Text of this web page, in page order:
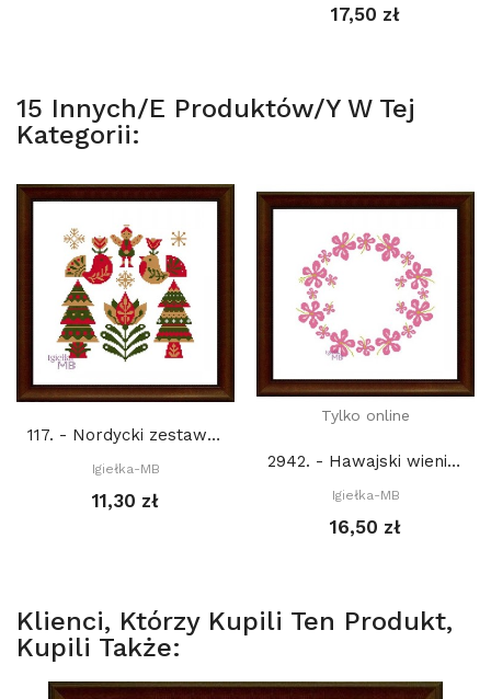
17,50 zł
15 Innych/e Produktów/y W Tej
Kategorii:
117. - Nordycki zestaw świąteczny 9. (PDF)
Igiełka-MB
11,30 zł
Tylko online
2942. - Hawajski wieniec (PDF)
Igiełka-MB
16,50 zł
Klienci, Którzy Kupili Ten Produkt,
Kupili Także: